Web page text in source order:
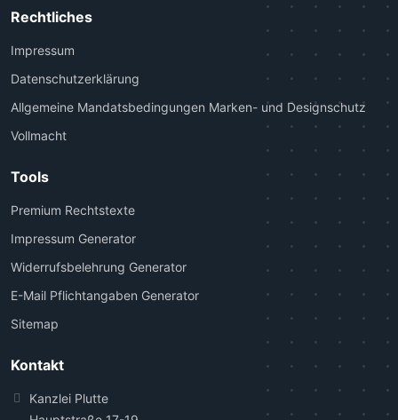
Rechtliches
Impressum
Datenschutzerklärung
Allgemeine Mandatsbedingungen Marken- und Designschutz
Vollmacht
Tools
Premium Rechtstexte
Impressum Generator
Widerrufsbelehrung Generator
E-Mail Pflichtangaben Generator
Sitemap
Kontakt
Kanzlei Plutte